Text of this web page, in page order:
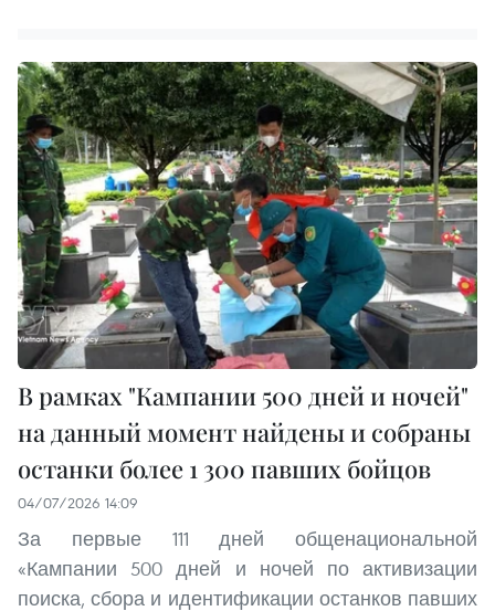
В рамках "Кампании 500 дней и ночей"
на данный момент найдены и собраны
останки более 1 300 павших бойцов
04/07/2026 14:09
За первые 111 дней общенациональной
«Кампании 500 дней и ночей по активизации
поиска, сбора и идентификации останков павших